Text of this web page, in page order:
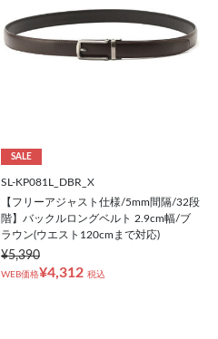
SALE
SL-KP081L_DBR_X
【フリーアジャスト仕様/5mm間隔/32段
階】バックルロングベルト 2.9cm幅/ブ
ラウン(ウエスト120cmまで対応)
¥5,390
WEB価格¥4,312 税込